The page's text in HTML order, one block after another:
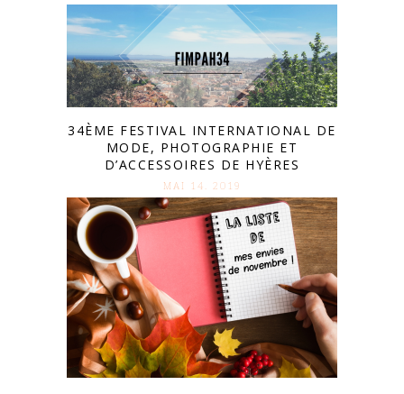
34ÈME FESTIVAL INTERNATIONAL DE
MODE, PHOTOGRAPHIE ET
D’ACCESSOIRES DE HYÈRES
MAI 14. 2019